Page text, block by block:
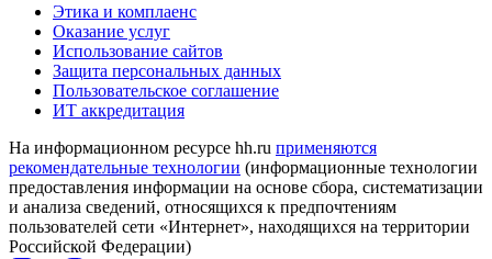
Этика и комплаенс
Оказание услуг
Использование сайтов
Защита персональных данных
Пользовательское соглашение
ИТ аккредитация
На информационном ресурсе hh.ru применяются
рекомендательные технологии (информационные технологии
предоставления информации на основе сбора, систематизации
и анализа сведений, относящихся к предпочтениям
пользователей сети «Интернет», находящихся на территории
Российской Федерации)